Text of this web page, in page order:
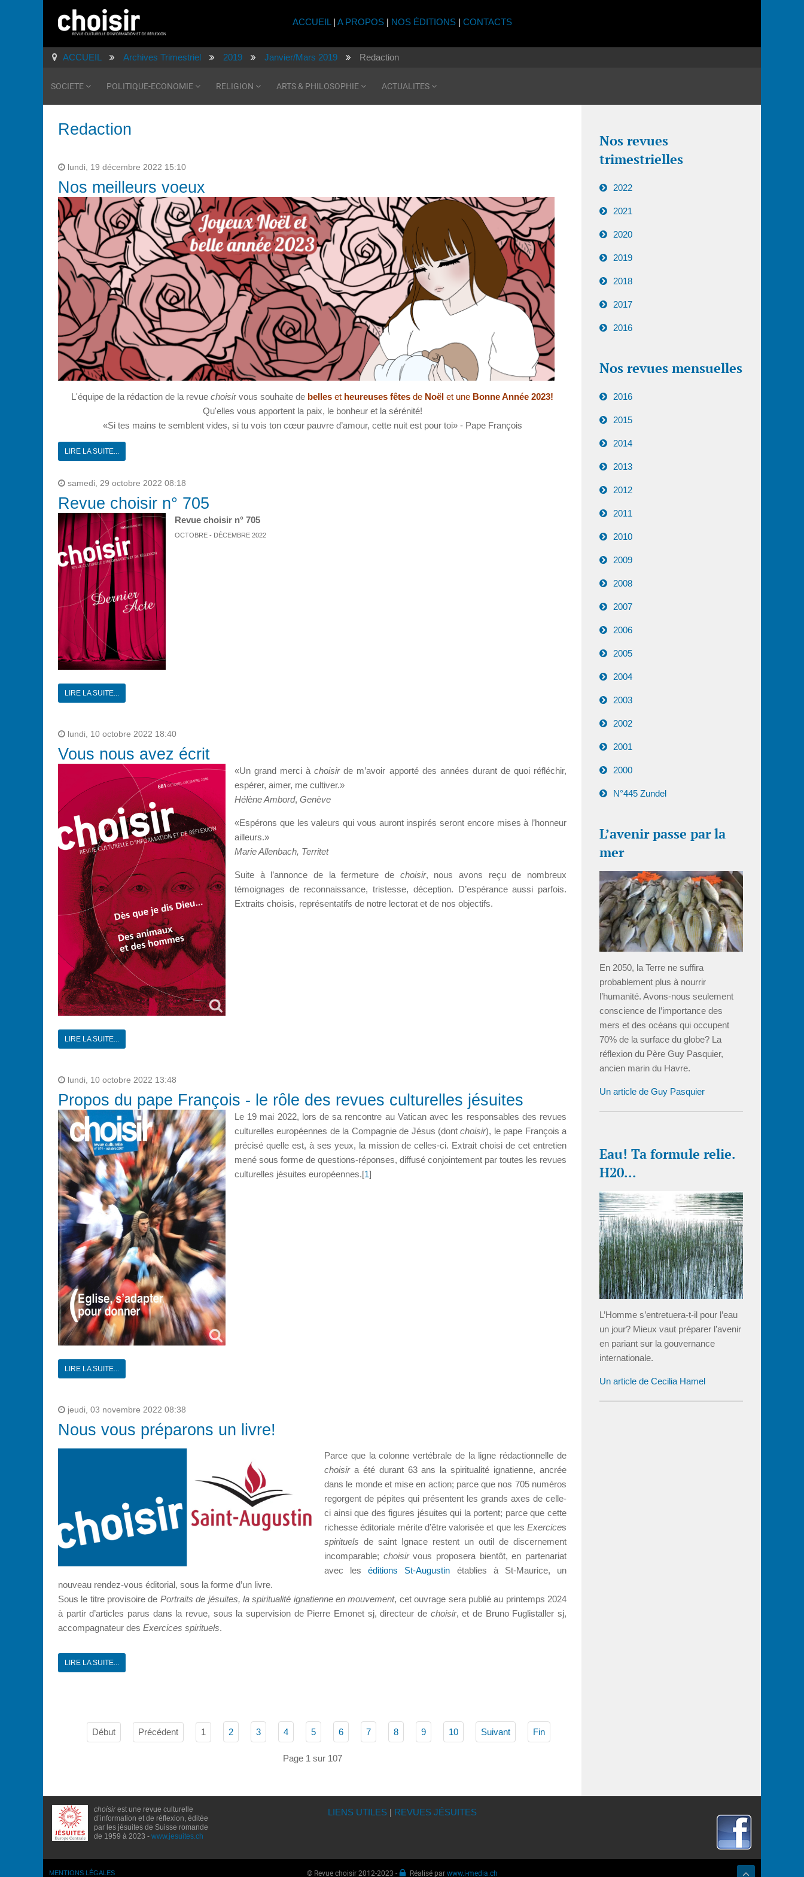
ACCUEIL | A PROPOS| NOS ÉDITIONS| CONTACTS
ACCUEIL Archives Trimestriel 2019 Janvier/Mars 2019 Redaction
SOCIETE POLITIQUE-ECONOMIE RELIGION ARTS & PHILOSOPHIE ACTUALITES
Redaction
lundi, 19 décembre 2022 15:10
Nos meilleurs voeux
L'équipe de la rédaction de la revue choisir vous souhaite de belles et heureuses fêtes de Noël et une Bonne Année 2023!
Qu'elles vous apportent la paix, le bonheur et la sérénité!
«Si tes mains te semblent vides, si tu vois ton cœur pauvre d’amour, cette nuit est pour toi» - Pape François
LIRE LA SUITE...
samedi, 29 octobre 2022 08:18
Revue choisir n° 705
Revue choisir n° 705
OCTOBRE - DÉCEMBRE 2022
LIRE LA SUITE...
lundi, 10 octobre 2022 18:40
Vous nous avez écrit
«Un grand merci àchoisirde m’avoir apporté des années durant de quoi réfléchir,
espérer, aimer, me cultiver.»
Hélène Ambord, Genève
«Espérons que les valeurs qui vous auront inspirés seront encore mises à l’honneur
ailleurs.»
Marie Allenbach, Territet
Suite à l’annonce de la fermeture de choisir, nous avons reçu de nombreux
témoignages de reconnaissance, tristesse, déception. D’espérance aussi parfois.
Extraits choisis, représentatifs de notre lectorat et de nos objectifs.
LIRE LA SUITE...
lundi, 10 octobre 2022 13:48
Propos du pape François - le rôle des revues culturelles jésuites
Le 19 mai 2022, lors de sa rencontre au Vatican avec les responsables des revues
culturelles européennes de la Compagnie de Jésus (dontchoisir), le pape François a
précisé quelle est, à ses yeux, la mission de celles-ci. Extrait choisi de cet entretien
mené sous forme de questions-réponses, diffusé conjointement par toutes les revues
culturelles jésuites européennes.[1]
LIRE LA SUITE...
jeudi, 03 novembre 2022 08:38
Nous vous préparons un livre!
Parce que la colonne vertébrale de la ligne rédactionnelle de
choisira été durant 63 ans la spiritualité ignatienne, ancrée
dans le monde et mise en action; parce que nos 705 numéros
regorgent de pépites qui présentent les grands axes de celle-
ci ainsi que des figures jésuites qui la portent; parce que cette
richesse éditoriale mérite d’être valorisée et que les Exercices
spirituels de saint Ignace restent un outil de discernement
incomparable; choisirvous proposera bientôt, en partenariat
avec leséditions St-Augustin établies à St-Maurice, un
nouveau rendez-vous éditorial, sous la forme d’un livre.
Sous le titre provisoire de Portraits de jésuites, la spiritualité ignatienne en mouvement, cet ouvrage sera publié au printemps 2024
à partir d’articles parus dans la revue, sous la supervision de Pierre Emonet sj, directeur de choisir, et de Bruno Fuglistaller sj,
accompagnateur des Exercices spirituels.
LIRE LA SUITE...
Début Précédent 1 2 3 4 5 6 7 8 9 10 Suivant Fin
Page 1 sur 107
Nos revues
trimestrielles
2022
2021
2020
2019
2018
2017
2016
Nos revues mensuelles
2016
2015
2014
2013
2012
2011
2010
2009
2008
2007
2006
2005
2004
2003
2002
2001
2000
N°445 Zundel
L’avenir passe par la
mer
En 2050, la Terre ne suffira
probablement plus à nourrir
l’humanité. Avons-nous seulement
conscience de l’importance des
mers et des océans qui occupent
70% de la surface du globe? La
réflexion du Père Guy Pasquier,
ancien marin du Havre.
Un article de Guy Pasquier
Eau! Ta formule relie.
H20...
L’Homme s’entretuera-t-il pour l’eau
un jour? Mieux vaut préparer l’avenir
en pariant sur la gouvernance
internationale.
Un article de Cecilia Hamel
choisirest une revue culturelle
d’information et de réflexion, éditée
par les jésuites de Suisse romande
de 1959 à 2023 - www.jesuites.ch
LIENS UTILES| REVUES JÉSUITES
MENTIONS LÉGALES © Revue choisir 2012-2023 - Réalisé parwww.i-media.ch